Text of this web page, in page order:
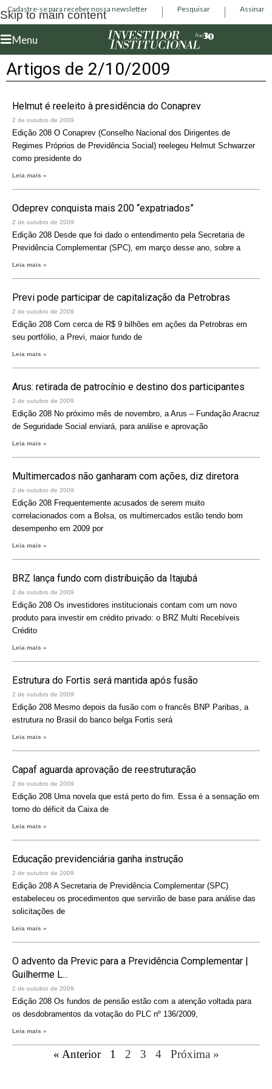
Skip to main content
Cadastre-se para receber nossa newsletter Pesquisar Assinar
Menu
Artigos de 2/10/2009
Helmut é reeleito à presidência do Conaprev
2 de outubro de 2009
Edição 208 O Conaprev (Conselho Nacional dos Dirigentes de
Regimes Próprios de Previdência Social) reelegeu Helmut Schwarzer
como presidente do
Leia mais »
Odeprev conquista mais 200 “expatriados”
2 de outubro de 2009
Edição 208 Desde que foi dado o entendimento pela Secretaria de
Previdência Complementar (SPC), em março desse ano, sobre a
Leia mais »
Previ pode participar de capitalização da Petrobras
2 de outubro de 2009
Edição 208 Com cerca de R$ 9 bilhões em ações da Petrobras em
seu portfólio, a Previ, maior fundo de
Leia mais »
Arus: retirada de patrocínio e destino dos participantes
2 de outubro de 2009
Edição 208 No próximo mês de novembro, a Arus – Fundação Aracruz
de Seguridade Social enviará, para análise e aprovação
Leia mais »
Multimercados não ganharam com ações, diz diretora
2 de outubro de 2009
Edição 208 Frequentemente acusados de serem muito
correlacionados com a Bolsa, os multimercados estão tendo bom
desempenho em 2009 por
Leia mais »
BRZ lança fundo com distribuição da Itajubá
2 de outubro de 2009
Edição 208 Os investidores institucionais contam com um novo
produto para investir em crédito privado: o BRZ Multi Recebíveis
Crédito
Leia mais »
Estrutura do Fortis será mantida após fusão
2 de outubro de 2009
Edição 208 Mesmo depois da fusão com o francês BNP Paribas, a
estrutura no Brasil do banco belga Fortis será
Leia mais »
Capaf aguarda aprovação de reestruturação
2 de outubro de 2009
Edição 208 Uma novela que está perto do fim. Essa é a sensação em
torno do déficit da Caixa de
Leia mais »
Educação previdenciária ganha instrução
2 de outubro de 2009
Edição 208 A Secretaria de Previdência Complementar (SPC)
estabeleceu os procedimentos que servirão de base para análise das
solicitações de
Leia mais »
O advento da Previc para a Previdência Complementar |
Guilherme L...
2 de outubro de 2009
Edição 208 Os fundos de pensão estão com a atenção voltada para
os desdobramentos da votação do PLC nº 136/2009,
Leia mais »
« Anterior 1 2 3 4 Próxima »